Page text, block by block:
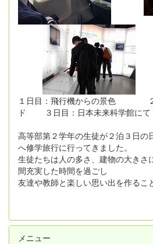
１日目：飛行機からの景色 ２
ド ３日目：日本未来科学館にて
高等部第２学年の生徒が２泊３日の
へ修学旅行に行ってきました。
生徒たちは人の多さ、建物の大きさ
間充実した時間を過ごし
友達や教師と楽しい思い出を作る
メニュー